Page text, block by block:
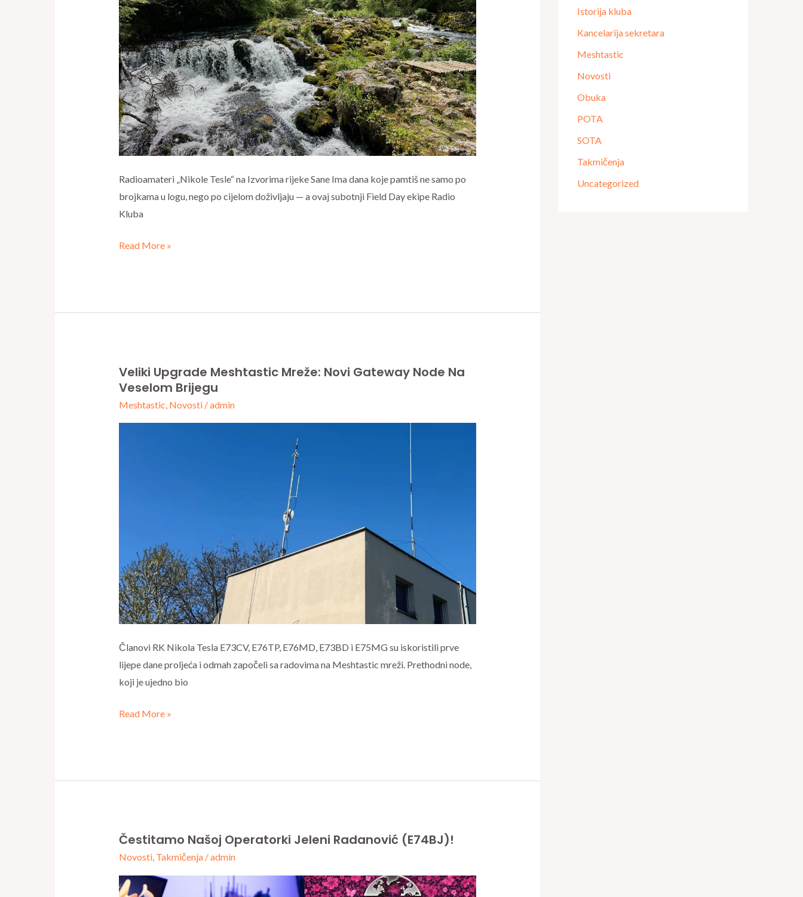
Radioamateri „Nikole Tesle“ na Izvorima rijeke Sane Ima dana koje pamtiš ne samo po
brojkama u logu, nego po cijelom doživljaju — a ovaj subotnji Field Day ekipe Radio
Kluba
rijeke
Sane
Read More »
Veliki Upgrade Meshtastic Mreže: Novi Gateway Node Na
Veselom Brijegu
Meshtastic, Novosti/admin
Članovi RK Nikola Tesla E73CV, E76TP, E76MD, E73BD i E75MG su iskoristili prve
lijepe dane proljeća i odmah započeli sa radovima na Meshtastic mreži. Prethodni node,
koji je ujedno bio
Veliki
upgrade
meshtastic
mreže:
Read More »
Čestitamo Našoj Operatorki Jeleni Radanović (E74BJ)!
Novosti, Takmičenja/admin
Čestitamo
našoj
operatorki
Jeleni
Istorija kluba
Kancelarija sekretara
Meshtastic
Novosti
Obuka
POTA
SOTA
Takmičenja
Uncategorized